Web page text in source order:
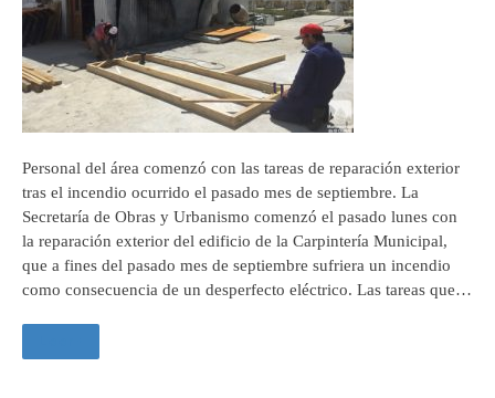
Personal del área comenzó con las tareas de reparación exterior
tras el incendio ocurrido el pasado mes de septiembre. La
Secretaría de Obras y Urbanismo comenzó el pasado lunes con
la reparación exterior del edificio de la Carpintería Municipal,
que a fines del pasado mes de septiembre sufriera un incendio
como consecuencia de un desperfecto eléctrico. Las tareas que…